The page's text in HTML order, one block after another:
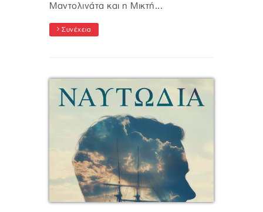
Μαντολινάτα και η Μικτή...
Συνέχεια